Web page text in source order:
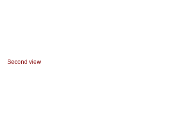
Second view